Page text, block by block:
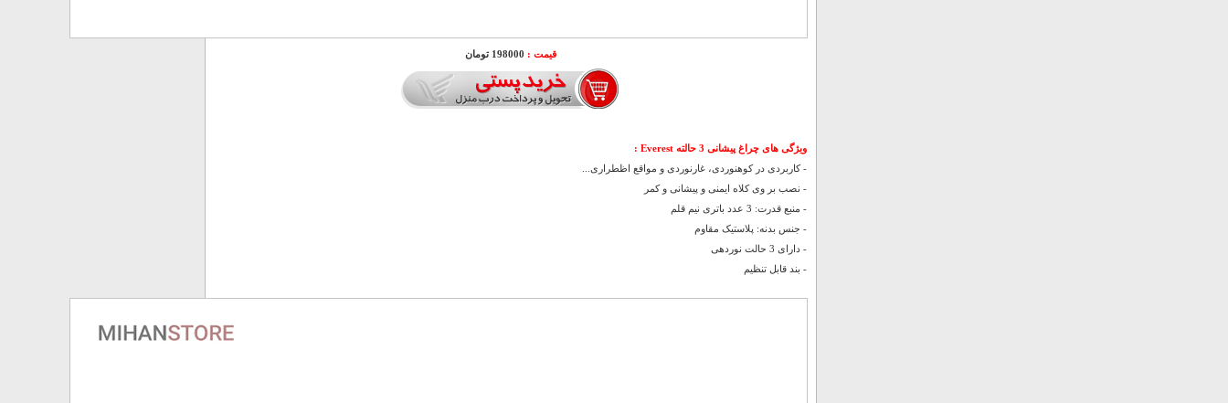
قیمت : 198000 تومان
ویژگی های چراغ پیشانی 3 حالته Everest
:
- کاربردی در کوهنوردی، غارنوردی و مواقع اظطراری...
- نصب بر وی کلاه ایمنی و پیشانی و کمر
- منبع قدرت: 3 عدد باتری نیم قلم
- جنس بدنه: پلاستیک مقاوم
- دارای 3 حالت نوردهی
- بند قابل تنظيم